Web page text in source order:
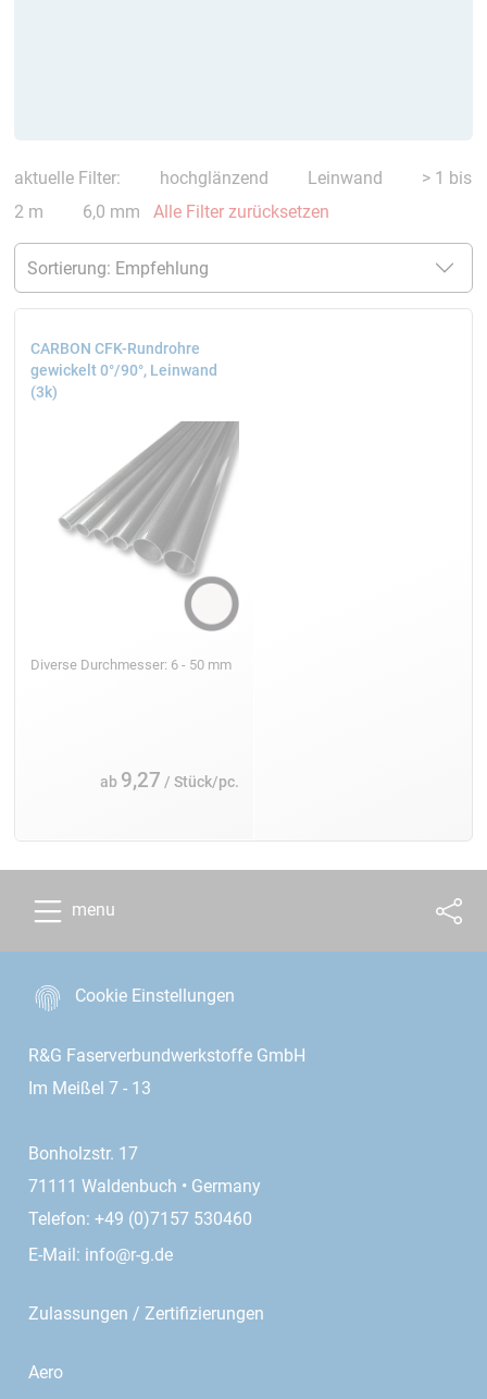
aktuelle Filter: hochglänzend Leinwand
> 1 bis
2 m
6,0 mm Alle Filter zurücksetzen
CARBON CFK-Rundrohre
gewickelt 0°/90°, Leinwand
(3k)
Diverse Durchmesser: 6 - 50 mm
ab 9,27 / Stück/pc.
menu
Cookie Einstellungen
R&G Faserverbundwerkstoffe GmbH
Im Meißel 7 - 13
Bonholzstr. 17
71111 Waldenbuch • Germany
Telefon: +49 (0)7157 530460
E-Mail: info@r-g.de
Zulassungen / Zertifizierungen
Aero